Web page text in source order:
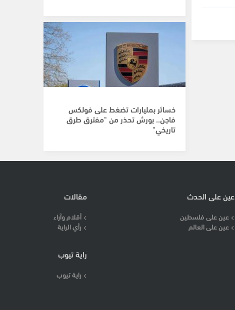
خسائر بمليارات تضغط على فولكس
فاجن.. بورش تحذر من "مفترق طرق
تاريخي"
عين على الحدث
عين على فلسطين
عين على العالم
مقالات
أقلام وآراء
رأي الراية
راية تيوب
راية تيوب